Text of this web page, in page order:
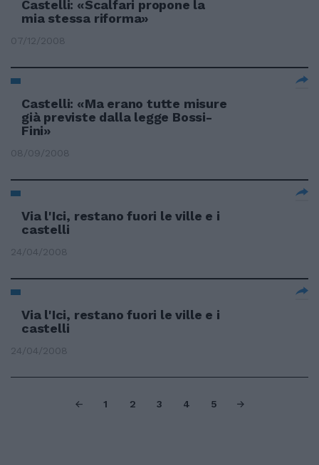
Castelli: «Scalfari propone la
mia stessa riforma»
07/12/2008
Castelli: «Ma erano tutte misure
già previste dalla legge Bossi-
Fini»
08/09/2008
Via l'Ici, restano fuori le ville e i
castelli
24/04/2008
Via l'Ici, restano fuori le ville e i
castelli
24/04/2008
1 2 3 4 5